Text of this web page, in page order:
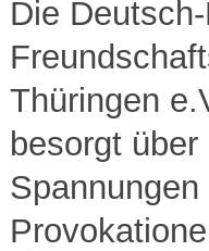
Die
Thüringen
besorgt